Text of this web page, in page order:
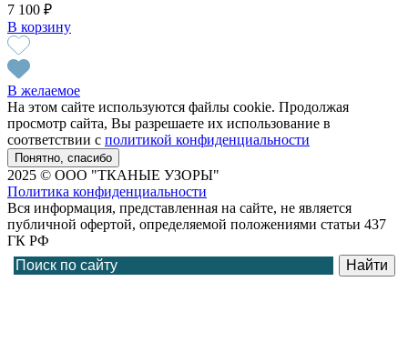
7 100 ₽
В корзину
В желаемое
На этом сайте используются файлы cookie. Продолжая
просмотр сайта, Вы разрешаете их использование в
соответствии с политикой конфиденциальности
Понятно, спасибо
2025 © ООО "ТКАНЫЕ УЗОРЫ"
Политика конфиденциальности
Вся информация, представленная на сайте, не является
публичной офертой, определяемой положениями статьи 437
ГК РФ